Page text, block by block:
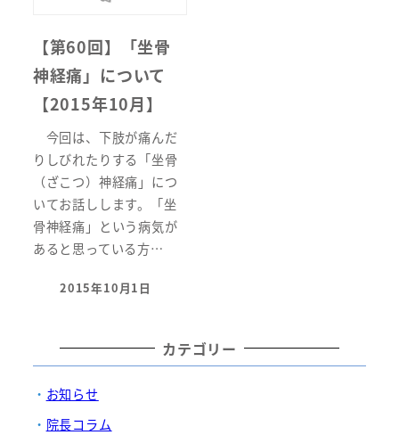
【第60回】「坐骨
神経痛」について
【2015年10月】
今回は、下肢が痛んだ
りしびれたりする「坐骨
（ざこつ）神経痛」につ
いてお話しします。「坐
骨神経痛」という病気が
あると思っている方…
投稿日
2015年10月1日
カテゴリー
お知らせ
院長コラム